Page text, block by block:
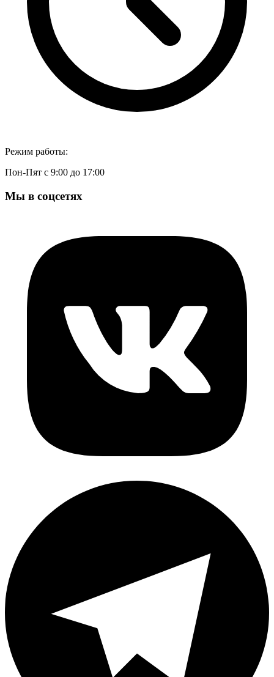
Режим работы:
Пон-Пят с 9:00 до 17:00
Мы в соцсетях